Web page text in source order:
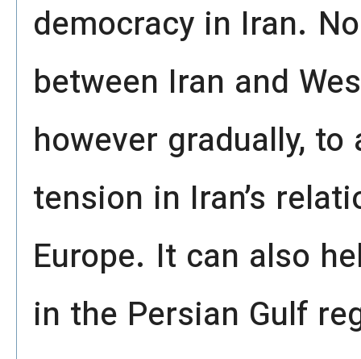
democracy in Iran.
between Iran and
however gradually,
tension in Iran’s
Europe. It can also
in the Persian Gulf